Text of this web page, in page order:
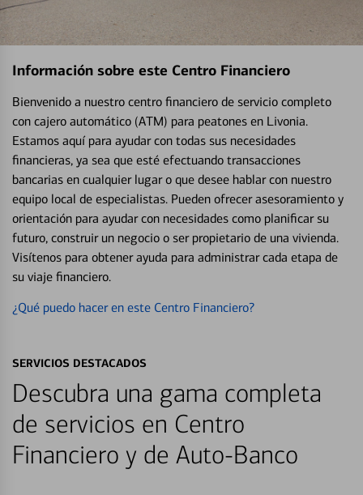
Información sobre este Centro Financiero
Bienvenido a nuestro centro financiero de servicio completo
con cajero automático (ATM) para peatones en Livonia.
Estamos aquí para ayudar con todas sus necesidades
financieras, ya sea que esté efectuando transacciones
bancarias en cualquier lugar o que desee hablar con nuestro
equipo local de especialistas. Pueden ofrecer asesoramiento y
orientación para ayudar con necesidades como planificar su
futuro, construir un negocio o ser propietario de una vivienda.
Visítenos para obtener ayuda para administrar cada etapa de
su viaje financiero.
¿Qué puedo hacer en este Centro Financiero?
SERVICIOS DESTACADOS
Descubra una gama completa
de servicios en Centro
Financiero y de Auto-Banco